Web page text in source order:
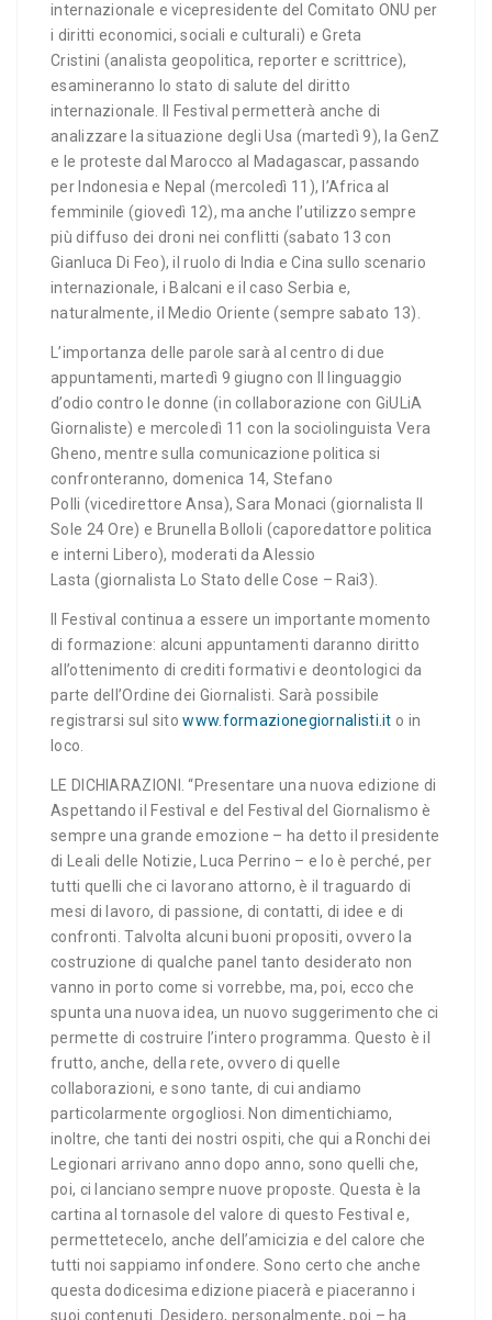
internazionale e vicepresidente del Comitato ONU per
i diritti economici, sociali e culturali) e Greta
Cristini (analista geopolitica, reporter e scrittrice),
esamineranno lo stato di salute del diritto
internazionale. Il Festival permetterà anche di
analizzare la situazione degli Usa (martedì 9), la GenZ
e le proteste dal Marocco al Madagascar, passando
per Indonesia e Nepal (mercoledì 11), l’Africa al
femminile (giovedì 12), ma anche l’utilizzo sempre
più diffuso dei droni nei conflitti (sabato 13 con
Gianluca Di Feo), il ruolo di India e Cina sullo scenario
internazionale, i Balcani e il caso Serbia e,
naturalmente, il Medio Oriente (sempre sabato 13).
L’importanza delle parole sarà al centro di due
appuntamenti, martedì 9 giugno con Il linguaggio
d’odio contro le donne (in collaborazione con GiULiA
Giornaliste) e mercoledì 11 con la sociolinguista Vera
Gheno, mentre sulla comunicazione politica si
confronteranno, domenica 14, Stefano
Polli (vicedirettore Ansa), Sara Monaci (giornalista Il
Sole 24 Ore) e Brunella Bolloli (caporedattore politica
e interni Libero), moderati da Alessio
Lasta (giornalista Lo Stato delle Cose – Rai3).
Il Festival continua a essere un importante momento
di formazione: alcuni appuntamenti daranno diritto
all’ottenimento di crediti formativi e deontologici da
parte dell’Ordine dei Giornalisti. Sarà possibile
registrarsi sul sitowww.formazionegiornalisti.it o in
loco.
LE DICHIARAZIONI. “Presentare una nuova edizione di
Aspettando il Festival e del Festival del Giornalismo è
sempre una grande emozione – ha detto il presidente
di Leali delle Notizie, Luca Perrino – e lo è perché, per
tutti quelli che ci lavorano attorno, è il traguardo di
mesi di lavoro, di passione, di contatti, di idee e di
confronti. Talvolta alcuni buoni propositi, ovvero la
costruzione di qualche panel tanto desiderato non
vanno in porto come si vorrebbe, ma, poi, ecco che
spunta una nuova idea, un nuovo suggerimento che ci
permette di costruire l’intero programma. Questo è il
frutto, anche, della rete, ovvero di quelle
collaborazioni, e sono tante, di cui andiamo
particolarmente orgogliosi. Non dimentichiamo,
inoltre, che tanti dei nostri ospiti, che qui a Ronchi dei
Legionari arrivano anno dopo anno, sono quelli che,
poi, ci lanciano sempre nuove proposte. Questa è la
cartina al tornasole del valore di questo Festival e,
permettetecelo, anche dell’amicizia e del calore che
tutti noi sappiamo infondere. Sono certo che anche
questa dodicesima edizione piacerà e piaceranno i
suoi contenuti. Desidero, personalmente, poi – ha